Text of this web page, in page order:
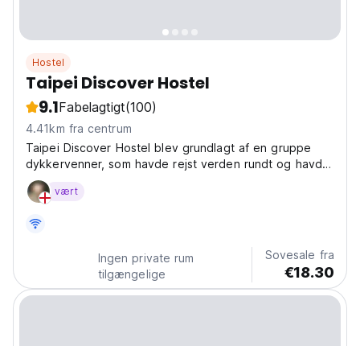
Hostel
Taipei Discover Hostel
9.1Fabelagtigt(100)
4.41km fra centrum
Taipei Discover Hostel blev grundlagt af en gruppe
dykkervenner, som havde rejst verden rundt og havde
mødt vidunderlige mennesker undervejs.
vært
Ingen private rum
tilgængelige
Sovesale fra
€18.30